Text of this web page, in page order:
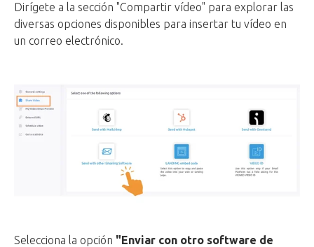
Dirígete a la sección "Compartir vídeo" para explorar las
diversas opciones disponibles para insertar tu vídeo en
un correo electrónico.
Selecciona la opción "Enviar con otro software de